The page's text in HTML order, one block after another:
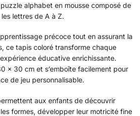
alphabet en mousse composé de
lettres de A à Z.
précoce tout en assurant la
ce tapis coloré transforme chaque
éducative enrichissante.
x 30 cm et s’emboîte facilement pour
de jeu personnalisable.
aux enfants de découvrir
formes, développer leur motricité fine